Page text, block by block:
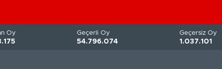
Oy
Geçerli Oy
54.796.074
Geçersiz Oy
1.037.101